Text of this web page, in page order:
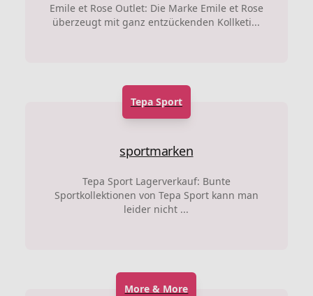
Emile et Rose Outlet: Die Marke Emile et Rose
überzeugt mit ganz entzückenden Kollketi...
Tepa Sport
sportmarken
Tepa Sport Lagerverkauf: Bunte
Sportkollektionen von Tepa Sport kann man
leider nicht ...
More & More